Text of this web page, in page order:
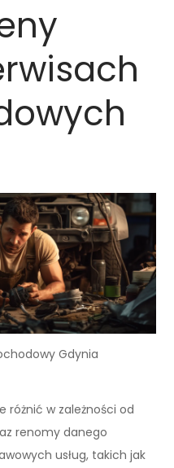
Gdynia
różnić w zależności od
renomy danego
usług, takich jak